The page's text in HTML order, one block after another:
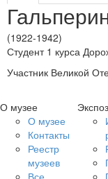
(1922-1942)
Студент 1 курса
Участник Великой
О музее
О музее
Контакты
Реестр
музеев
Все